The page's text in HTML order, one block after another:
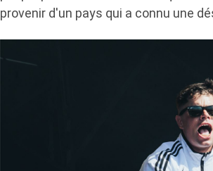
provenir d'un pays qui a connu une